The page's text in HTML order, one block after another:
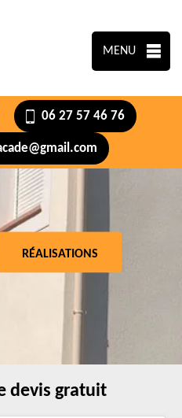
MENU
06 27 57 46 76
RÉALISATIONS
devis gratuit